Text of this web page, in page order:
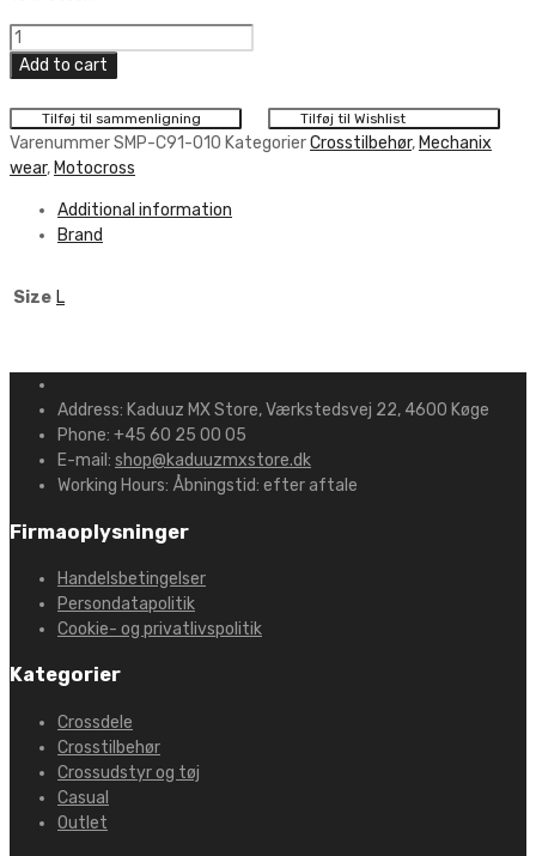
Mechanix
Wear
Hi
Viz
M-
Pact
Add to cart
Tilføj til sammenligning Tilføj til Wishlist
VarenummerSMP-C91-010 KategorierCrosstilbehør, Mechanix
wear, Motocross
Additional information
Brand
Size L
Address: Kaduuz MX Store, Værkstedsvej 22, 4600 Køge
Phone: +45 60 25 00 05
E-mail: shop@kaduuzmxstore.dk
Working Hours: Åbningstid: efter aftale
Firmaoplysninger
Handelsbetingelser
Persondatapolitik
Cookie- og privatlivspolitik
Kategorier
Crossdele
Crosstilbehør
Crossudstyr og tøj
Casual
Outlet